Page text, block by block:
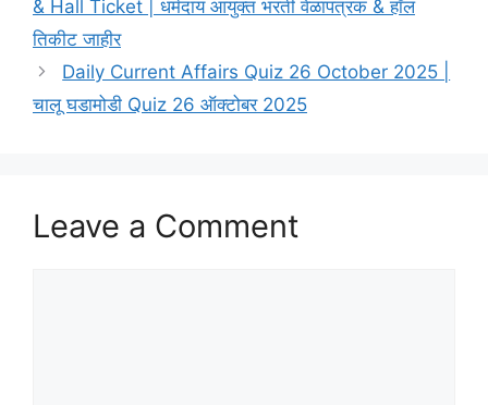
& Hall Ticket | धर्मदाय आयुक्त भरती वेळापत्रक & हॉल
तिकीट जाहीर
Daily Current Affairs Quiz 26 October 2025 |
चालू घडामोडी Quiz 26 ऑक्टोबर 2025
Leave a Comment